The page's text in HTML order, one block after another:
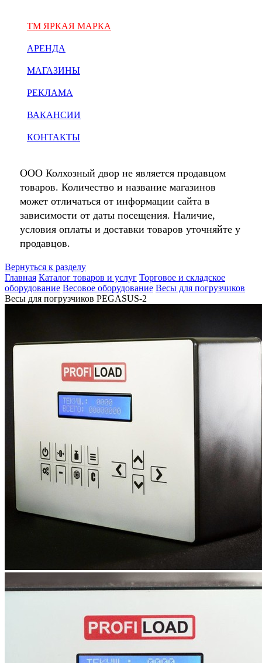
ТМ ЯРКАЯ МАРКА
АРЕНДА
МАГАЗИНЫ
РЕКЛАМА
ВАКАНСИИ
КОНТАКТЫ
ООО Колхозный двор не является продавцом
товаров. Количество и название магазинов
может отличаться от информации сайта в
зависимости от даты посещения. Наличие,
условия оплаты и доставки товаров уточняйте у
продавцов.
Вернуться к разделу
Главная Каталог товаров и услуг Торговое и складское
оборудование Весовое оборудование Весы для погрузчиков
Весы для погрузчиков PEGASUS-2